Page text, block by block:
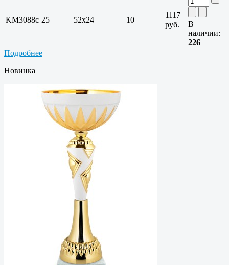
KM3088c 25 52х24 10
1117
руб.
В
наличии:
226
Подробнее
Новинка